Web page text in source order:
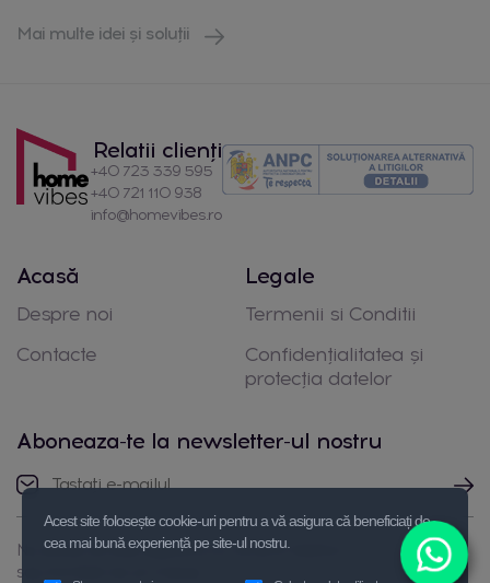
Mai multe idei și soluții
Relatii clienți
+40 723 339 595
+40 721 110 938
info@homevibes.ro
Acasă
Despre noi
Contacte
Legale
Termenii si Conditii
Confidențialitatea și
protecția datelor
Aboneaza-te la newsletter-ul nostru
Nu ezitați să luați legătura cu noi prin telefon
sau trimiteți-ne un mesaj
Acest site folosește cookie-uri pentru a vă asigura că beneficiați de
cea mai bună experiență pe site-ul nostru.